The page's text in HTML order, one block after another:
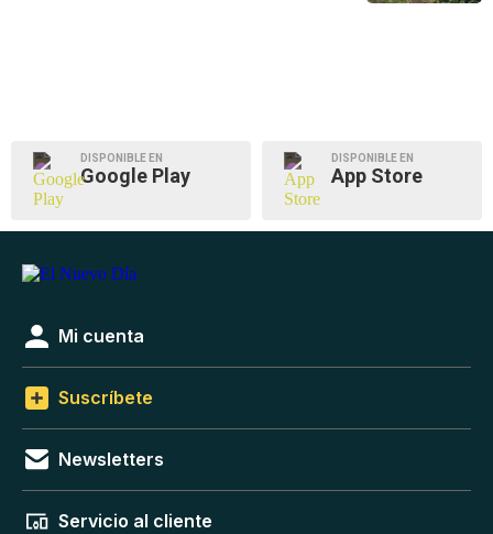
DISPONIBLE EN
Google Play
DISPONIBLE EN
App Store
Mi cuenta
Suscríbete
Newsletters
Servicio al cliente